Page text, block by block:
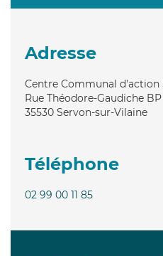
Adresse
Centre Communal d'action
Rue Théodore-Gaudiche BP
35530 Servon-sur-Vilaine
Téléphone
02 99 00 11 85